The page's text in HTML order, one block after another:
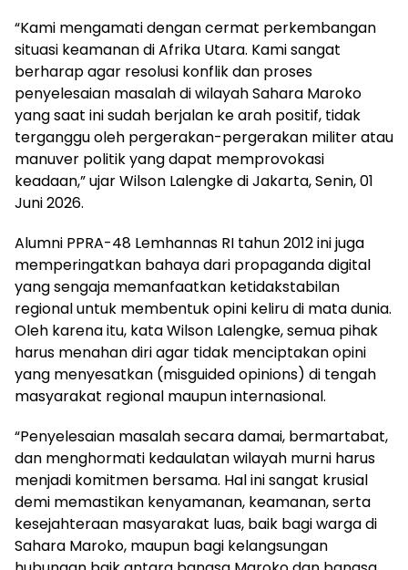
“Kami mengamati dengan cermat perkembangan
situasi keamanan di Afrika Utara. Kami sangat
berharap agar resolusi konflik dan proses
penyelesaian masalah di wilayah Sahara Maroko
yang saat ini sudah berjalan ke arah positif, tidak
terganggu oleh pergerakan-pergerakan militer atau
manuver politik yang dapat memprovokasi
keadaan,” ujar Wilson Lalengke di Jakarta, Senin, 01
Juni 2026.
Alumni PPRA-48 Lemhannas RI tahun 2012 ini juga
memperingatkan bahaya dari propaganda digital
yang sengaja memanfaatkan ketidakstabilan
regional untuk membentuk opini keliru di mata dunia.
Oleh karena itu, kata Wilson Lalengke, semua pihak
harus menahan diri agar tidak menciptakan opini
yang menyesatkan (misguided opinions) di tengah
masyarakat regional maupun internasional.
“Penyelesaian masalah secara damai, bermartabat,
dan menghormati kedaulatan wilayah murni harus
menjadi komitmen bersama. Hal ini sangat krusial
demi memastikan kenyamanan, keamanan, serta
kesejahteraan masyarakat luas, baik bagi warga di
Sahara Maroko, maupun bagi kelangsungan